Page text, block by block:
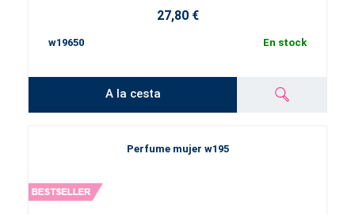
27,80 €
w19650 En stock
A la cesta
Perfume mujer w195